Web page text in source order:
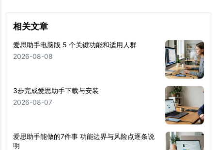
相关文章
爱思助手电脑版 5 个关键功能和适用人群
2026-08-08
3步完成爱思助手下载与安装
2026-08-07
爱思助手能做的7件事 功能边界与风险点逐条说
明